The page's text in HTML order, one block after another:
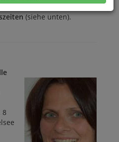
Anliegen für
(siehe unten).
8